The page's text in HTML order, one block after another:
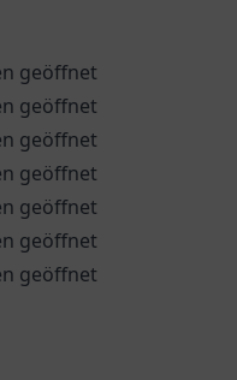
geöffnet
geöffnet
geöffnet
geöffnet
geöffnet
geöffnet
geöffnet